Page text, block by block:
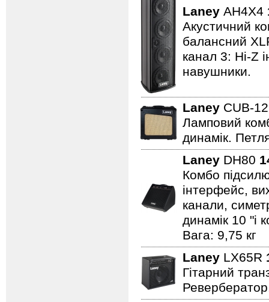
Laney AH4X4
Акустичний
балансний
канал 3: Hi-Z
навушники.
Laney CUB-
Ламповий
динамік.
Laney DH80
Комбо
інтерфейс,
канали,
динамік 10 "і
Вага: 9,75 кг
Laney LX65R
Гітарний